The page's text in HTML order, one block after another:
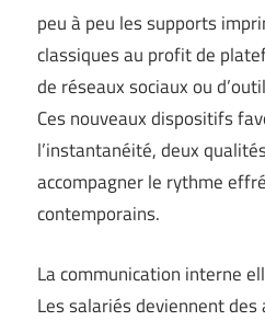
peu à peu les supports
classiques au profit de
de réseaux sociaux ou
Ces nouveaux dispositifs
l’instantanéité, deux
accompagner le rythme
contemporains.
La communication interne
Les salariés deviennent des